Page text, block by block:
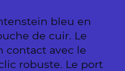
bleu en
de cuir. Le
contact avec le
robuste. Le port